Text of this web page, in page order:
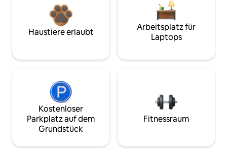
Haustiere erlaubt
Arbeitsplatz für
Laptops
Kostenloser
Parkplatz auf dem
Grundstück
Fitnessraum